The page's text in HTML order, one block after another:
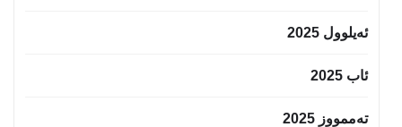
ئەیلوول 2025
ئاب 2025
تەممووز 2025